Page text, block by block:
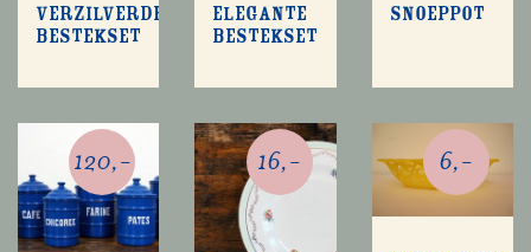
Verzilverde
bestekset
Elegante
bestekset
Snoeppot
120,- 16,- 6,-